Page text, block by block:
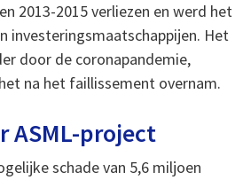
2013-2015 verliezen en werd het
investeringsmaatschappijen. Het
door de coronapandemie,
na het faillissement overnam.
ASML-project
schade van 5,6 miljoen